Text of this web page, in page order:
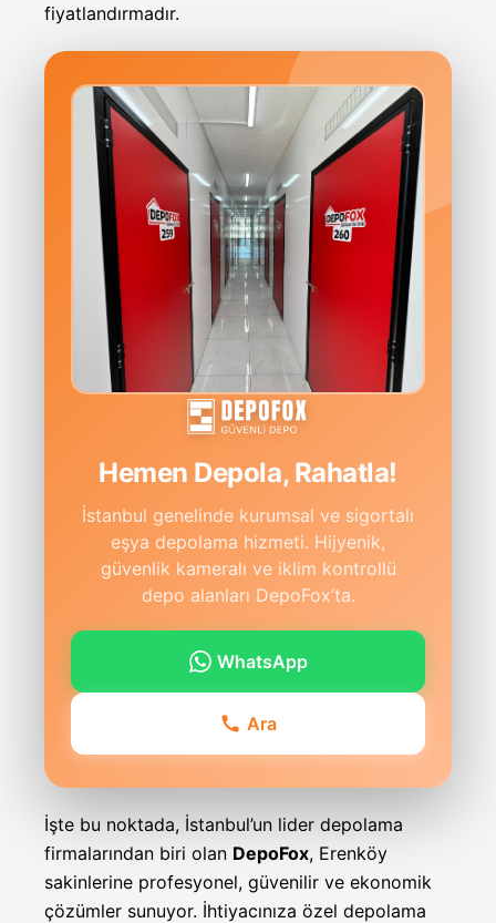
fiyatlandırmadır.
Hemen Depola, Rahatla!
İstanbul genelinde kurumsal ve sigortalı
eşya depolama hizmeti. Hijyenik,
güvenlik kameralı ve iklim kontrollü
depo alanları DepoFox’ta.
WhatsApp
Ara
İşte bu noktada, İstanbul’un lider depolama
firmalarından biri olan DepoFox, Erenköy
sakinlerine profesyonel, güvenilir ve ekonomik
çözümler sunuyor. İhtiyacınıza özel depolama